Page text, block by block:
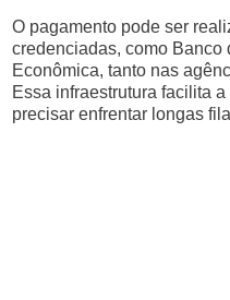
O pagamento pode ser
credenciadas, como Banco
Econômica, tanto nas
Essa infraestrutura facilita
precisar enfrentar longas